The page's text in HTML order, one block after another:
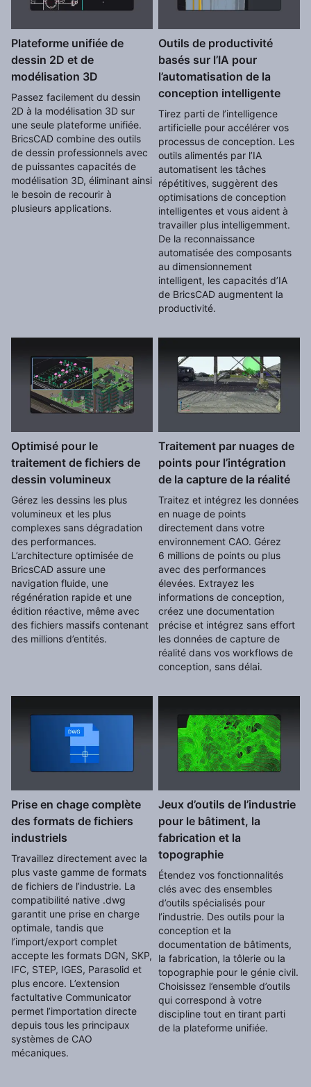
Plateforme unifiée de
dessin 2D et de
modélisation 3D
Passez facilement du dessin
2D à la modélisation 3D sur
une seule plateforme unifiée.
BricsCAD combine des outils
de dessin professionnels avec
de puissantes capacités de
modélisation 3D, éliminant ainsi
le besoin de recourir à
plusieurs applications.
Outils de productivité
basés sur l’IA pour
l’automatisation de la
conception intelligente
Tirez parti de l’intelligence
artificielle pour accélérer vos
processus de conception. Les
outils alimentés par l’IA
automatisent les tâches
répétitives, suggèrent des
optimisations de conception
intelligentes et vous aident à
travailler plus intelligemment.
De la reconnaissance
automatisée des composants
au dimensionnement
intelligent, les capacités d’IA
de BricsCAD augmentent la
productivité.
Optimisé pour le
traitement de fichiers de
dessin volumineux
Gérez les dessins les plus
volumineux et les plus
complexes sans dégradation
des performances.
L’architecture optimisée de
BricsCAD assure une
navigation fluide, une
régénération rapide et une
édition réactive, même avec
des fichiers massifs contenant
des millions d’entités.
Traitement par nuages de
points pour l’intégration
de la capture de la réalité
Traitez et intégrez les données
en nuage de points
directement dans votre
environnement CAO. Gérez
6 millions de points ou plus
avec des performances
élevées. Extrayez les
informations de conception,
créez une documentation
précise et intégrez sans effort
les données de capture de
réalité dans vos workflows de
conception, sans délai.
Prise en chage complète
des formats de fichiers
industriels
Travaillez directement avec la
plus vaste gamme de formats
de fichiers de l’industrie. La
compatibilité native .dwg
garantit une prise en charge
optimale, tandis que
l’import/export complet
accepte les formats DGN, SKP,
IFC, STEP, IGES, Parasolid et
plus encore. L’extension
factultative Communicator
permet l’importation directe
depuis tous les principaux
systèmes de CAO
mécaniques.
Jeux d’outils de l’industrie
pour le bâtiment, la
fabrication et la
topographie
Étendez vos fonctionnalités
clés avec des ensembles
d’outils spécialisés pour
l’industrie. Des outils pour la
conception et la
documentation de bâtiments,
la fabrication, la tôlerie ou la
topographie pour le génie civil.
Choisissez l’ensemble d’outils
qui correspond à votre
discipline tout en tirant parti
de la plateforme unifiée.